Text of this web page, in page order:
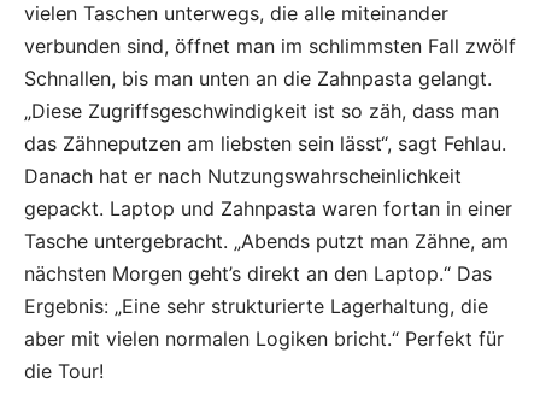
vielen Taschen unterwegs, die alle miteinander
verbunden sind, öffnet man im schlimmsten Fall zwölf
Schnallen, bis man unten an die Zahnpasta gelangt.
„Diese Zugriffsgeschwindigkeit ist so zäh, dass man
das Zähneputzen am liebsten sein lässt“, sagt Fehlau.
Danach hat er nach Nutzungswahrscheinlichkeit
gepackt. Laptop und Zahnpasta waren fortan in einer
Tasche untergebracht. „Abends putzt man Zähne, am
nächsten Morgen geht’s direkt an den Laptop.“ Das
Ergebnis: „Eine sehr strukturierte Lagerhaltung, die
aber mit vielen normalen Logiken bricht.“ Perfekt für
die Tour!